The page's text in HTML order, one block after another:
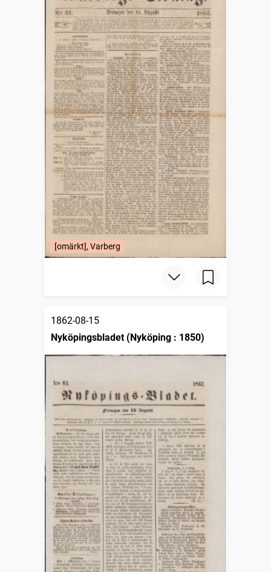
[omärkt], Varberg
1862-08-15
Nyköpingsbladet (Nyköping : 1850)